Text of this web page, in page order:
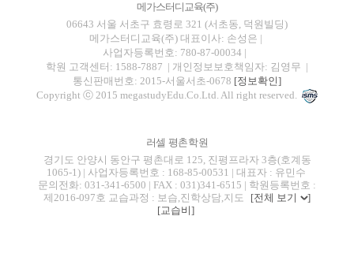
메가스터디교육(주)
06643 서울 서초구 효령로 321 (서초동, 덕원빌딩)
메가스터디교육(주) 대표이사: 손성은 |
사업자등록번호: 780-87-00034 |
학원 고객센터: 1588-7887 | 개인정보보호책임자: 김영무 |
통신판매번호: 2015-서울서초-0678 [정보확인]
Copyright ⓒ 2015 megastudyEdu.Co.Ltd. All right reserved.
러셀 평촌학원
경기도 안양시 동안구 평촌대로 125, 진평프라자 3층(호계동
1065-1) | 사업자등록번호 : 168-85-00531 | 대표자 : 유민수
문의전화: 031-341-6500 | FAX : 031)341-6515 | 학원등록번호 :
제2016-097호 교습과정 : 보습,진학상담,지도
[전체 보기
]
[교습비]